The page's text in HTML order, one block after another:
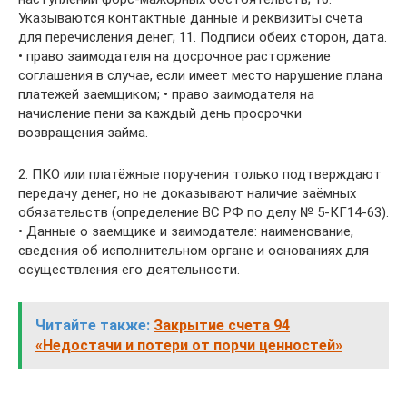
Указываются контактные данные и реквизиты счета
для перечисления денег; 11. Подписи обеих сторон, дата.
• право заимодателя на досрочное расторжение
соглашения в случае, если имеет место нарушение плана
платежей заемщиком; • право заимодателя на
начисление пени за каждый день просрочки
возвращения займа.
2. ПКО или платёжные поручения только подтверждают
передачу денег, но не доказывают наличие заёмных
обязательств (определение ВС РФ по делу № 5-КГ14-63).
• Данные о заемщике и заимодателе: наименование,
сведения об исполнительном органе и основаниях для
осуществления его деятельности.
Читайте также: Закрытие счета 94
«Недостачи и потери от порчи ценностей»